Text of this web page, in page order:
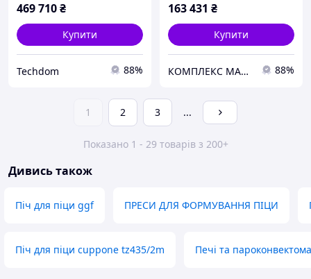
469 710₴
Купити
Techdom 88%
163 431 ₴
Купити
КОМПЛЕКС МАРКЕТ 88%
1 2 3 ...
Показано 1 - 29 товарів з 200+
Дивись також
Піч для піци ggf ПРЕСИ ДЛЯ ФОРМУВАННЯ ПІЦИ
Піч для піци cuppone tz435/2m Печі та